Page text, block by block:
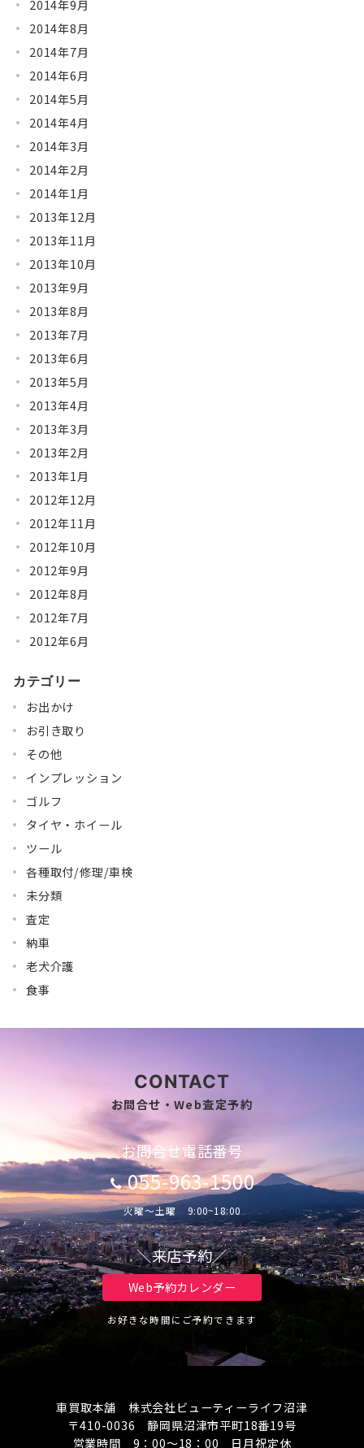
2014年9月
2014年8月
2014年7月
2014年6月
2014年5月
2014年4月
2014年3月
2014年2月
2014年1月
2013年12月
2013年11月
2013年10月
2013年9月
2013年8月
2013年7月
2013年6月
2013年5月
2013年4月
2013年3月
2013年2月
2013年1月
2012年12月
2012年11月
2012年10月
2012年9月
2012年8月
2012年7月
2012年6月
カテゴリー
お出かけ
お引き取り
その他
インプレッション
ゴルフ
タイヤ・ホイール
ツール
各種取付/修理/車検
未分類
査定
納車
老犬介護
食事
CONTACT
お問合せ・Web査定予約
お問合せ電話番号
055-963-1500
火曜～土曜 9:00~18:00
＼来店予約／
Web予約カレンダー
お好きな時間にご予約できます
車買取本舗 株式会社ビューティーライフ沼津
〒410-0036 静岡県沼津市平町18番19号
営業時間 9：00～18：00 日月祝定休